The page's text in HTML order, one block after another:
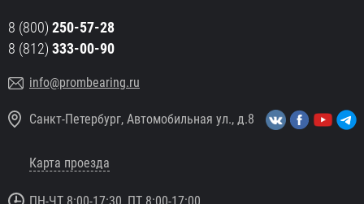
8 (800) 250-57-28
8 (812) 333-00-90
info@prombearing.ru
Санкт-Петербург, Автомобильная ул., д.8
Карта проезда
ПН-ЧТ 8:00-17:30, ПТ 8:00-17:00